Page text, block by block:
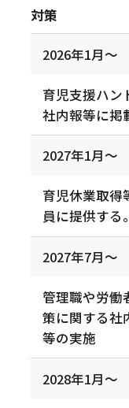
対策
2026年1月～
育児支援ハン
社内報等に掲
2027年1月～
育児休業取得
員に提供する。
2027年7月～
管理職や労働
策に関する社
等の実施
2028年1月～